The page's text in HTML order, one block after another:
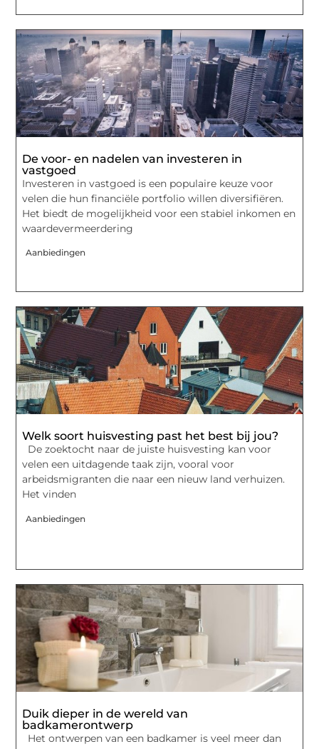
De voor- en nadelen van investeren in
vastgoed
Investeren in vastgoed is een populaire keuze voor
velen die hun financiële portfolio willen diversifiëren.
Het biedt de mogelijkheid voor een stabiel inkomen en
waardevermeerdering
Aanbiedingen
Welk soort huisvesting past het best bij jou?
De zoektocht naar de juiste huisvesting kan voor
velen een uitdagende taak zijn, vooral voor
arbeidsmigranten die naar een nieuw land verhuizen.
Het vinden
Aanbiedingen
Duik dieper in de wereld van
badkamerontwerp
Het ontwerpen van een badkamer is veel meer dan